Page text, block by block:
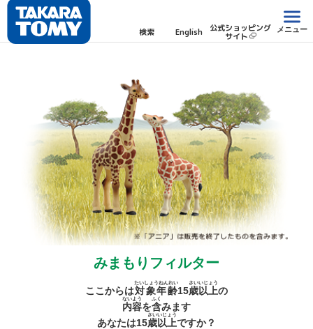
検索 English 公式ショッピング
サイト
メニュー
みまもりフィルター
ここからは対象年齢
たいしょうねんれい
15歳
さい
以上
いじょう
の
内容
ないよう
を含
ふく
みます
あなたは15歳
さい
以上
いじょう
ですか？